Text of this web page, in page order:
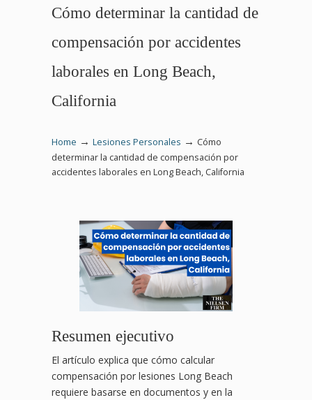
Cómo determinar la cantidad de
compensación por accidentes
laborales en Long Beach,
California
Home → Lesiones Personales → Cómo
determinar la cantidad de compensación por
accidentes laborales en Long Beach, California
Resumen ejecutivo
El artículo explica que cómo calcular
compensación por lesiones Long Beach
requiere basarse en documentos y en la